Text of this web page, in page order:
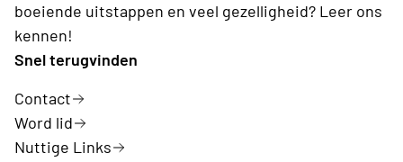
boeiende uitstappen en veel gezelligheid? Leer ons
kennen!
Snel terugvinden
Contact
Word lid
Nuttige Links